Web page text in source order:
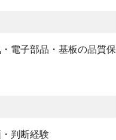
電子部品・基板の品質保
判断経験